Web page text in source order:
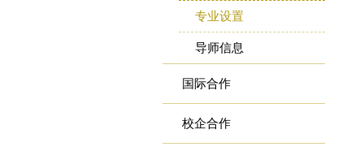
专业设置
导师信息
国际合作
校企合作